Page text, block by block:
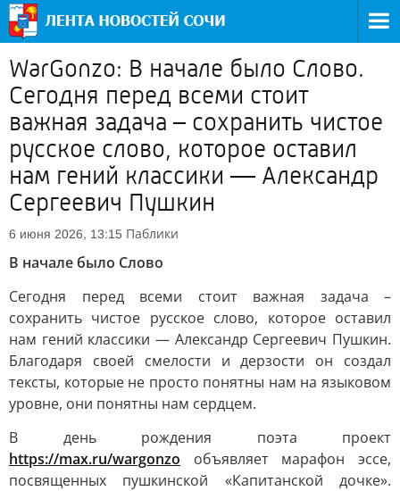
WarGonzo: В начале было Слово.
Сегодня перед всеми стоит
важная задача – сохранить чистое
русское слово, которое оставил
нам гений классики — Александр
Сергеевич Пушкин
6 июня 2026, 13:15 Паблики
В начале было Слово
Сегодня перед всеми стоит важная задача –
сохранить чистое русское слово, которое оставил
нам гений классики — Александр Сергеевич Пушкин.
Благодаря своей смелости и дерзости он создал
тексты, которые не просто понятны нам на языковом
уровне, они понятны нам сердцем.
В день рождения поэта проект
https://max.ru/wargonzo объявляет марафон эссе,
посвященных пушкинской «Капитанской дочке».